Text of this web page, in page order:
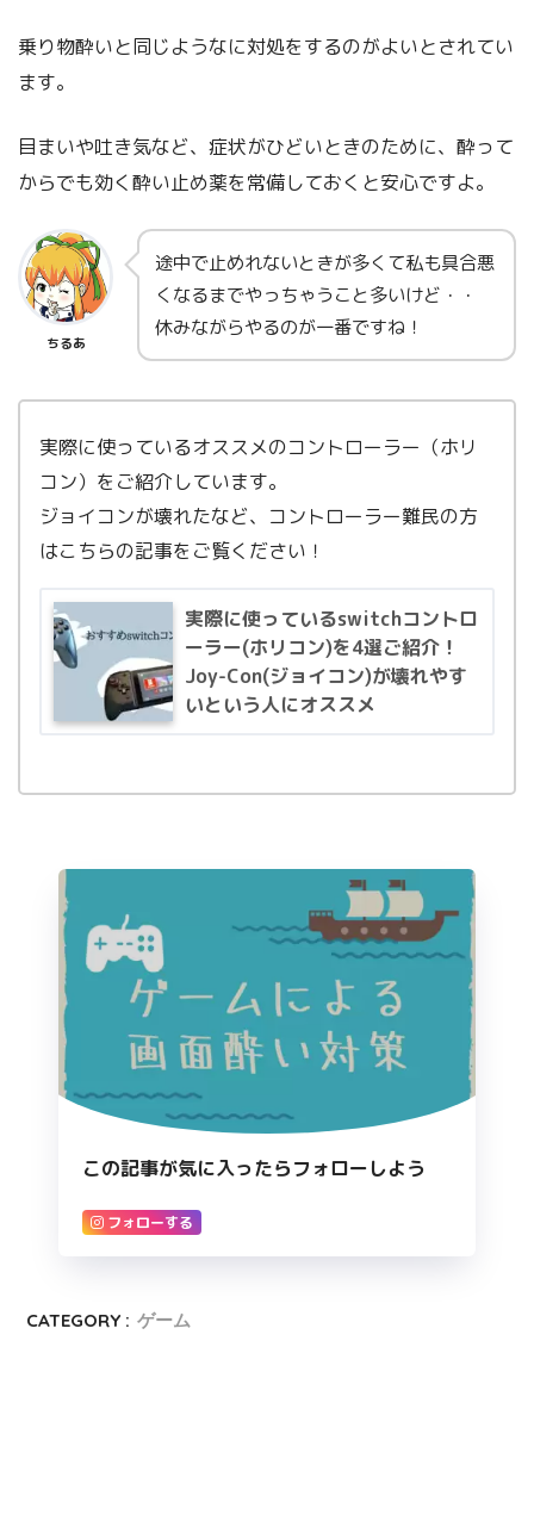
乗り物酔いと同じようなに対処をするのがよいとされてい
ます。
目まいや吐き気など、症状がひどいときのために、酔って
からでも効く酔い止め薬を常備しておくと安心ですよ。
ちるあ
途中で止めれないときが多くて私も具合悪
くなるまでやっちゃうこと多いけど・・
休みながらやるのが一番ですね！
実際に使っているオススメのコントローラー（ホリ
コン）をご紹介しています。
ジョイコンが壊れたなど、コントローラー難民の方
はこちらの記事をご覧ください！
実際に使っているswitchコントロ
ーラー(ホリコン)を4選ご紹介！
Joy-Con(ジョイコン)が壊れやす
いという人にオススメ
この記事が気に入ったらフォローしよう
フォローする
CATEGORY : ゲーム